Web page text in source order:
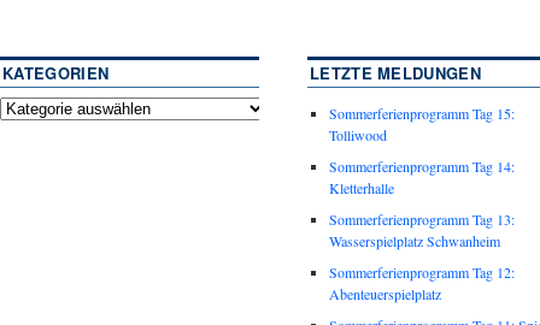
KATEGORIEN LETZTE MELDUNGEN
Sommerferienprogramm Tag 15:
Tolliwood
Sommerferienprogramm Tag 14:
Kletterhalle
Sommerferienprogramm Tag 13:
Wasserspielplatz Schwanheim
Sommerferienprogramm Tag 12:
Abenteuerspielplatz